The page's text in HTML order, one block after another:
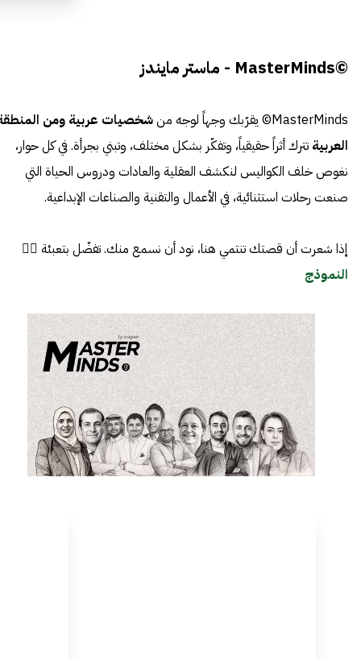
©MasterMinds - ماستر مايندز
MasterMinds© يقرّبك وجهاً لوجه من
شخصيات عربية ومن
العربية تترك أثراً حقيقياً، وتفكّر بشكل مختلف، وتبني بجرأة. في كل حوار،
نغوص خلف الكواليس لنكشف العقلية والعادات ودروس الحياة التي
صنعت رحلات استثنائية، في الأعمال والتقنية والصناعات الإبداعية.
إذا شعرت أن قصتك تنتمي هنا، نود أن نسمع منك. تفضّل بتعبئة 👈🏼
النموذج